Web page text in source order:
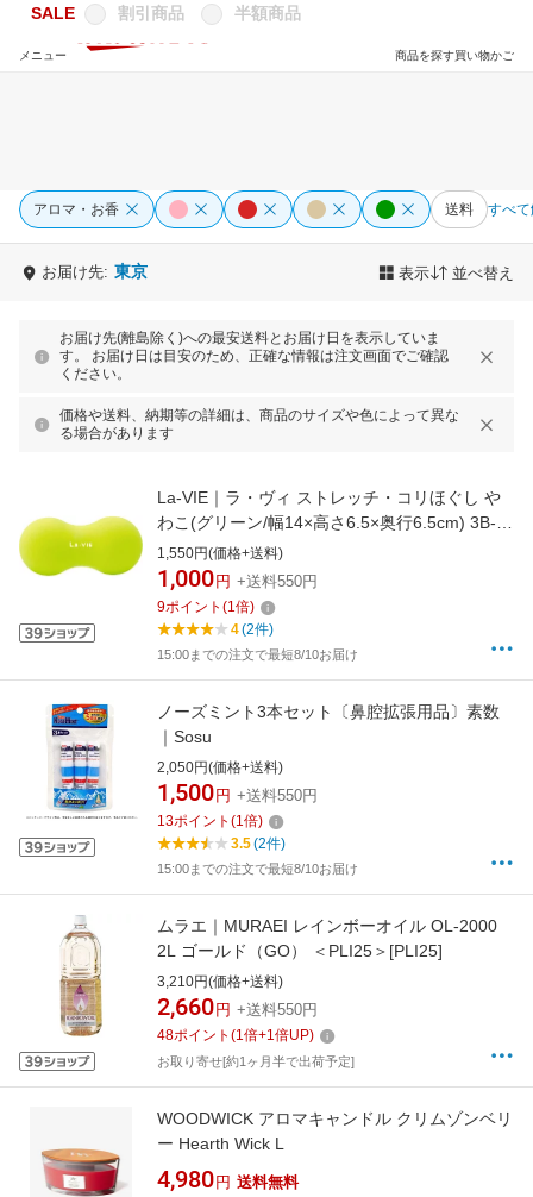
買い物かご
商品を探す
メニュー
SALE 割引商品 半額商品
アロマ・お香 送料 すべ
お届け先: 東京 表示 並べ替え
お届け先(離島除く)への最安送料とお届け日を表示していま
す。 お届け日は目安のため、正確な情報は注文画面でご確認
ください。
価格や送料、納期等の詳細は、商品のサイズや色によって異な
る場合があります
La-VIE｜ラ・ヴィ ストレッチ・コリほぐし や
わこ(グリーン/幅14×高さ6.5×奥行6.5cm) 3B-
4705【肩こりの悩み/硬式テニスボールぐらい
の柔らかさです】
1,550円(価格+送料)
1,000 円 +送料550円
9ポイント (1倍)
4(2件)
15:00までの注文で最短8/10お届け
ノーズミント3本セット〔鼻腔拡張用品〕素数
｜Sosu
2,050円(価格+送料)
1,500 円 +送料550円
13ポイント (1倍)
3.5(2件)
15:00までの注文で最短8/10お届け
ムラエ｜MURAEI レインボーオイル OL-2000
2L ゴールド（GO） ＜PLI25＞[PLI25]
3,210円(価格+送料)
2,660 円 +送料550円
48ポイント (1倍+1倍UP)
お取り寄せ[約1ヶ月半で出荷予定]
WOODWICK アロマキャンドル クリムゾンベリ
ー Hearth Wick L
4,980 円 送料無料